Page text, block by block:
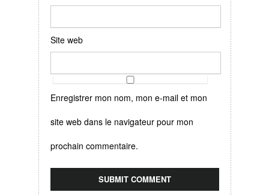
Site web
Enregistrer mon nom, mon e-mail et mon
site web dans le navigateur pour mon
prochain commentaire.